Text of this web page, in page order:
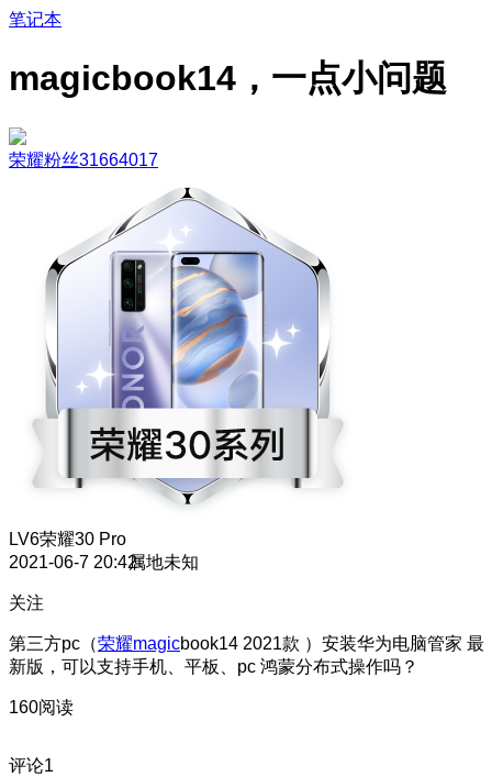
笔记本
magicbook14，一点小问题
荣耀粉丝31664017
LV6荣耀30 Pro
2021-06-7 20:42属地未知
关注
第三方pc（荣耀magicbook14 2021款 ）安装华为电脑管家 最
新版，可以支持手机、平板、pc 鸿蒙分布式操作吗？
160阅读
评论1